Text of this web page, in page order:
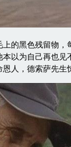
的黑色残留物，
以为自己再也见
人，德索萨先生